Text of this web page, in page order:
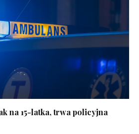
na 15-latka, trwa policyjna